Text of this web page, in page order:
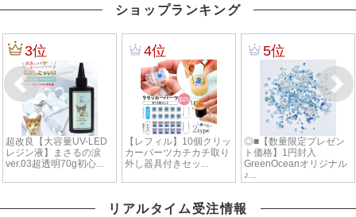
ショップランキング
リアルタイム受注情報